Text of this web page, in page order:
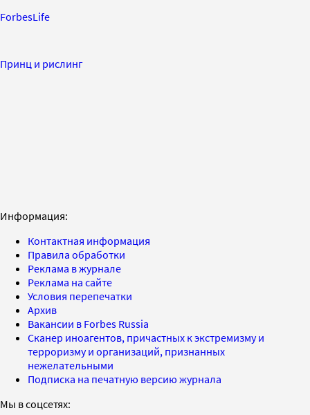
ForbesLife
Принц и рислинг
Информация:
Контактная информация
Правила обработки
Реклама в журнале
Реклама на сайте
Условия перепечатки
Архив
Вакансии в Forbes Russia
Сканер иноагентов, причастных к экстремизму и
терроризму и организаций, признанных
нежелательными
Подписка на печатную версию журнала
Мы в соцсетях: